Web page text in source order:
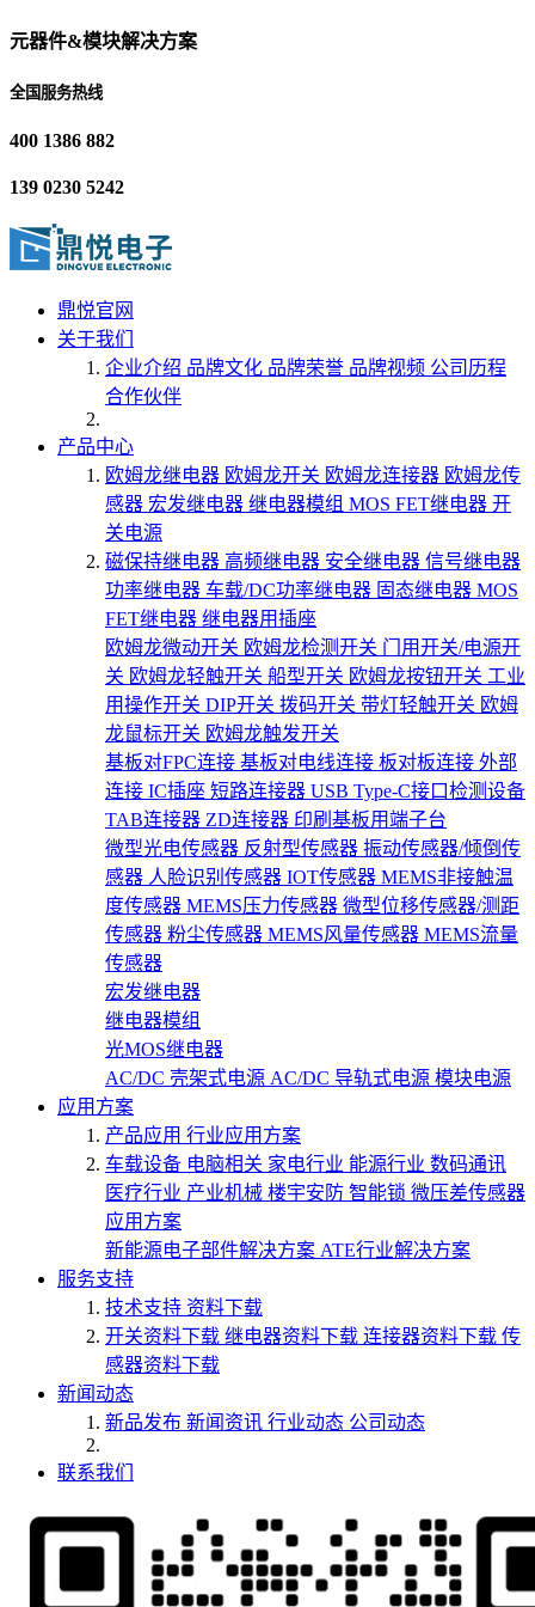
元器件&模块解决方案
全国服务热线
400 1386 882
139 0230 5242
鼎悦官网
关于我们
企业介绍 品牌文化 品牌荣誉 品牌视频 公司历程
合作伙伴
产品中心
欧姆龙继电器 欧姆龙开关 欧姆龙连接器 欧姆龙传
感器 宏发继电器 继电器模组 MOS FET继电器 开
关电源
磁保持继电器 高频继电器 安全继电器 信号继电器
功率继电器 车载/DC功率继电器 固态继电器 MOS
FET继电器 继电器用插座
欧姆龙微动开关 欧姆龙检测开关 门用开关/电源开
关 欧姆龙轻触开关 船型开关 欧姆龙按钮开关 工业
用操作开关 DIP开关 拨码开关 带灯轻触开关 欧姆
龙鼠标开关 欧姆龙触发开关
基板对FPC连接 基板对电线连接 板对板连接 外部
连接 IC插座 短路连接器 USB Type-C接口检测设备
TAB连接器 ZD连接器 印刷基板用端子台
微型光电传感器 反射型传感器 振动传感器/倾倒传
感器 人脸识别传感器 IOT传感器 MEMS非接触温
度传感器 MEMS压力传感器 微型位移传感器/测距
传感器 粉尘传感器 MEMS风量传感器 MEMS流量
传感器
宏发继电器
继电器模组
光MOS继电器
AC/DC 壳架式电源 AC/DC 导轨式电源 模块电源
应用方案
产品应用 行业应用方案
车载设备 电脑相关 家电行业 能源行业 数码通讯
医疗行业 产业机械 楼宇安防 智能锁 微压差传感器
应用方案
新能源电子部件解决方案 ATE行业解决方案
服务支持
技术支持 资料下载
开关资料下载 继电器资料下载 连接器资料下载 传
感器资料下载
新闻动态
新品发布 新闻资讯 行业动态 公司动态
联系我们